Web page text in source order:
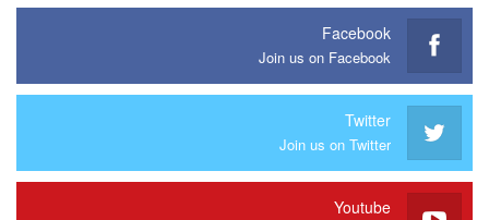
Facebook
Join us on Facebook
Twitter
Join us on Twitter
Youtube